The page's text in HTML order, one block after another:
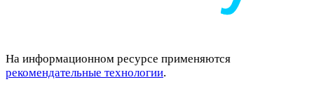
На информационном ресурсе применяются
рекомендательные технологии.